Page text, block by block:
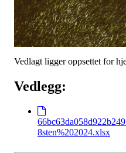
Vedlagt ligger oppsettet for
Vedlegg:
8sten%202024.xlsx